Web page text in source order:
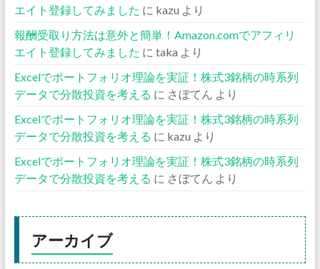
エイト登録してみました に kazu より
報酬受取り方法は意外と簡単！Amazon.comでアフィリ
エイト登録してみました に taka より
Excelでポートフォリオ理論を実証！株式3銘柄の時系列
データで分散投資を考える に さぼてん より
Excelでポートフォリオ理論を実証！株式3銘柄の時系列
データで分散投資を考える に kazu より
Excelでポートフォリオ理論を実証！株式3銘柄の時系列
データで分散投資を考える に さぼてん より
アーカイブ